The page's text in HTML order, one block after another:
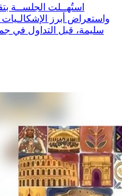
استُهــلت الجلســة
واستعراض أبرز
سليمة، قبل التداول في